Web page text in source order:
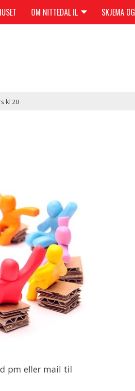
OM NITTEDAL IL SKJEMA
kl 20
pm eller mail til